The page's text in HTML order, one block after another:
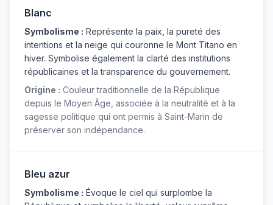
Blanc
Symbolisme : Représente la paix, la pureté des
intentions et la neige qui couronne le Mont Titano en
hiver. Symbolise également la clarté des institutions
républicaines et la transparence du gouvernement.
Origine : Couleur traditionnelle de la République
depuis le Moyen Âge, associée à la neutralité et à la
sagesse politique qui ont permis à Saint-Marin de
préserver son indépendance.
Bleu azur
Symbolisme : Évoque le ciel qui surplombe la